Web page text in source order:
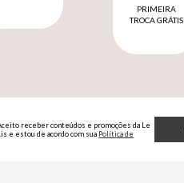
PRIMEIRA
TROCA GRÁTIS
receber conteúdos e promoções da Le
e estou de acordo com sua Política de